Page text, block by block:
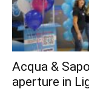
Acqua &
aperture in